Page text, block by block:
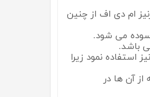
ام دی اف از چنین
می شود.
باشد.
استفاده نمود زیرا
آن ها در